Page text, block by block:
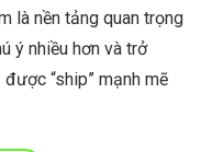
là nền tảng quan trọng
ý nhiều hơn và trở
“ship” mạnh mẽ